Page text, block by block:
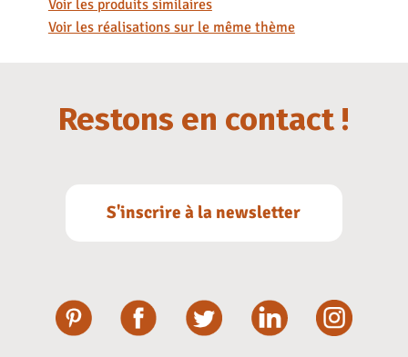
Voir les produits similaires
Voir les réalisations sur le même thème
Restons en contact !
S'inscrire à la newsletter